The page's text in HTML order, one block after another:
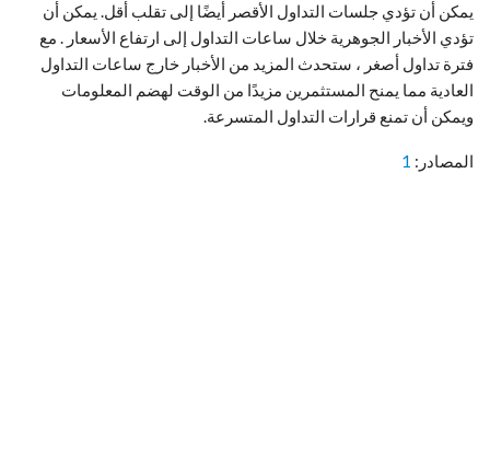
يمكن أن تؤدي جلسات التداول الأقصر أيضًا إلى تقلب أقل. يمكن أن
تؤدي الأخبار الجوهرية خلال ساعات التداول إلى ارتفاع الأسعار . مع
فترة تداول أصغر ، ستحدث المزيد من الأخبار خارج ساعات التداول
العادية مما يمنح المستثمرين مزيدًا من الوقت لهضم المعلومات
ويمكن أن تمنع قرارات التداول المتسرعة.
المصادر: 1